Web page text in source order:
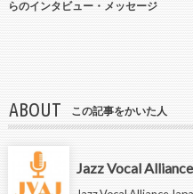
らのインタビュー・メッセージ
ABOUT この記事をかいた人
Jazz Vocal